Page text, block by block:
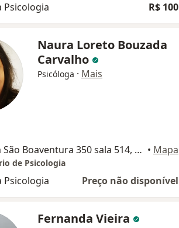
Psicologia R$ 100
Naura Loreto Bouzada
Carvalho
Psicóloga · Mais
Alameda São Boaventura 350 sala 514, Niterói • Mapa
de Psicologia
Psicologia Preço não disponível
Fernanda Vieira